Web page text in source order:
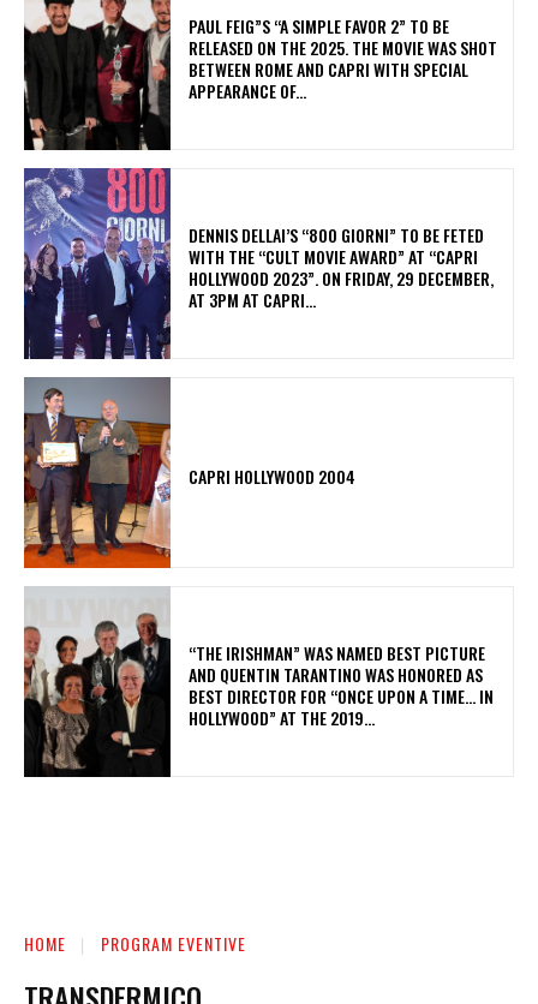
PAUL FEIG”S “A SIMPLE FAVOR 2” TO BE
RELEASED ON THE 2025. THE MOVIE WAS SHOT
BETWEEN ROME AND CAPRI WITH SPECIAL
APPEARANCE OF...
DENNIS DELLAI’S “800 GIORNI” TO BE FETED
WITH THE “CULT MOVIE AWARD” AT “CAPRI
HOLLYWOOD 2023”. ON FRIDAY, 29 DECEMBER,
AT 3PM AT CAPRI...
CAPRI HOLLYWOOD 2004
“THE IRISHMAN” WAS NAMED BEST PICTURE
AND QUENTIN TARANTINO WAS HONORED AS
BEST DIRECTOR FOR “ONCE UPON A TIME… IN
HOLLYWOOD” AT THE 2019...